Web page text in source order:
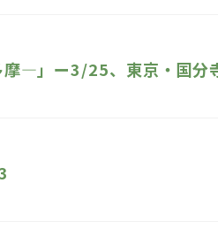
摩―」ー3/25、東京・国分